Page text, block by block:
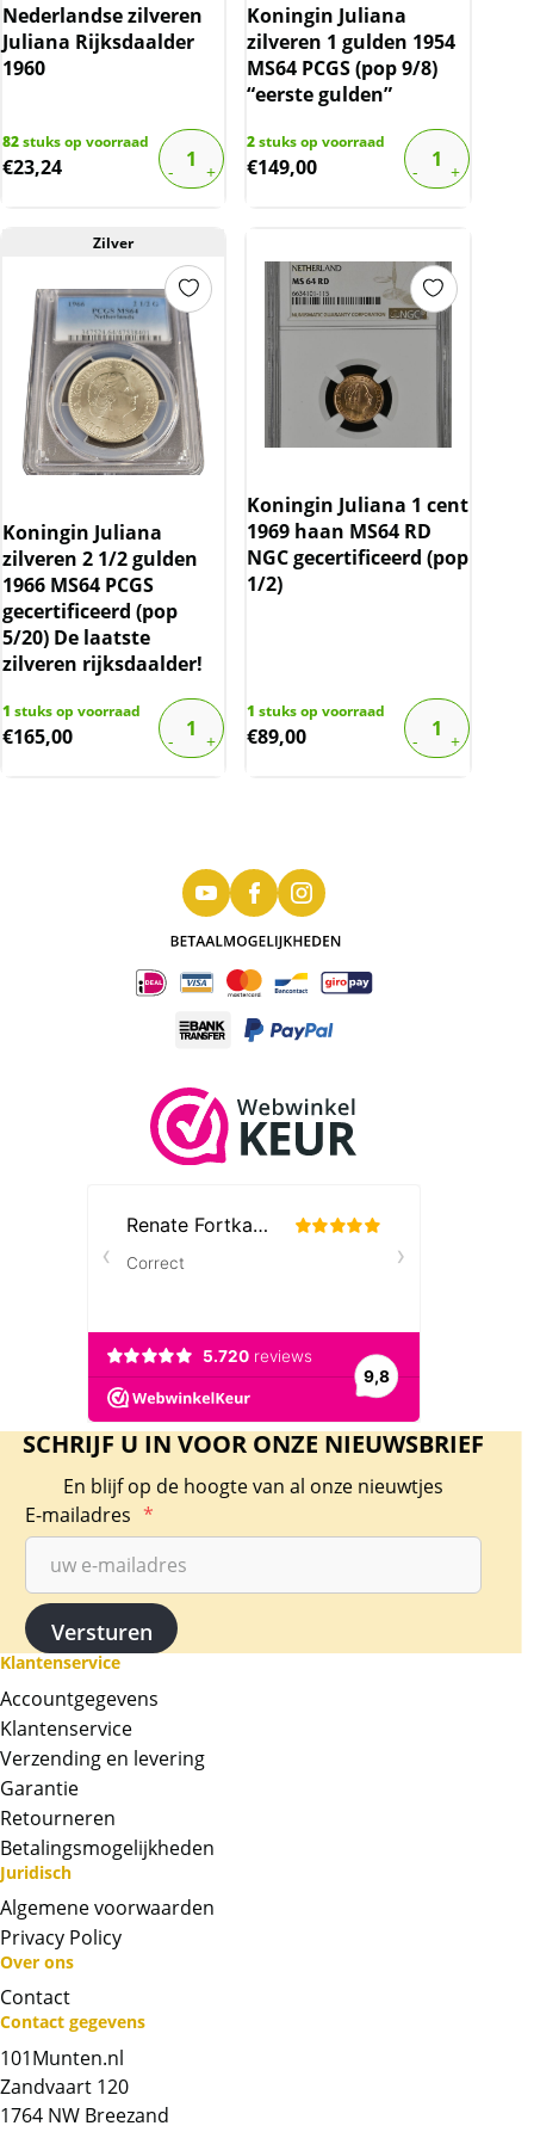
Nederlandse zilveren
Juliana Rijksdaalder
1960
82stuks op voorraad
€23,24
Koningin Juliana
zilveren 1 gulden 1954
MS64 PCGS (pop 9/8)
“eerste gulden”
2stuks op voorraad
€149,00
Zilver
Koningin Juliana
zilveren 2 1/2 gulden
1966 MS64 PCGS
gecertificeerd (pop
5/20) De laatste
zilveren rijksdaalder!
1 stuks op voorraad
€165,00
Koningin Juliana 1 cent
1969 haan MS64 RD
NGC gecertificeerd (pop
1/2)
1 stuks op voorraad
€89,00
Chat met ons
SCHRIJF U IN VOOR ONZE NIEUWSBRIEF
En blijf op de hoogte van al onze nieuwtjes
E-mailadres *
Klantenservice
Accountgegevens
Klantenservice
Verzending en levering
Garantie
Retourneren
Betalingsmogelijkheden
Juridisch
Algemene voorwaarden
Privacy Policy
Over ons
Contact
Contact gegevens
101Munten.nl
Zandvaart 120
1764 NW Breezand